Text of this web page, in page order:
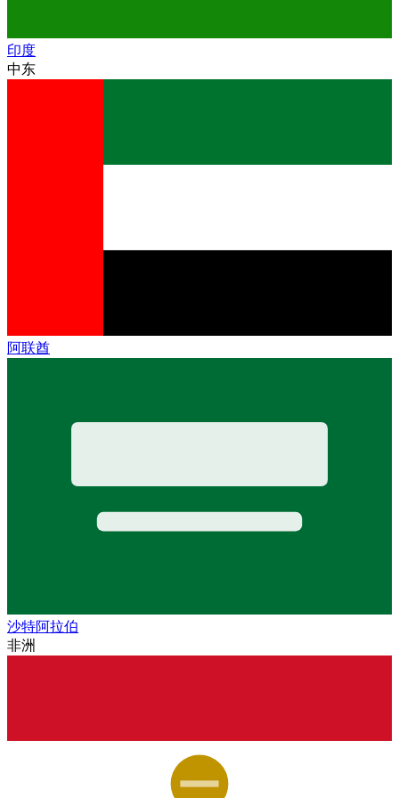
印度
中东
阿联酋
沙特阿拉伯
非洲